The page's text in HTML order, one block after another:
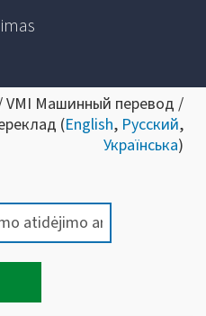
VMI Машинный перевод /
(English, Русский,
Українська)